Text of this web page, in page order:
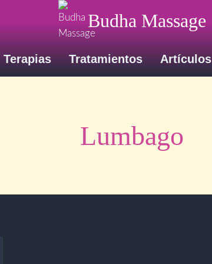
Budha Massage
Terapias Tratamientos Artículos
Lumbago